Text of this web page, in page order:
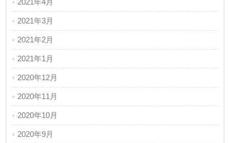
2021年4月
2021年3月
2021年2月
2021年1月
2020年12月
2020年11月
2020年10月
2020年9月